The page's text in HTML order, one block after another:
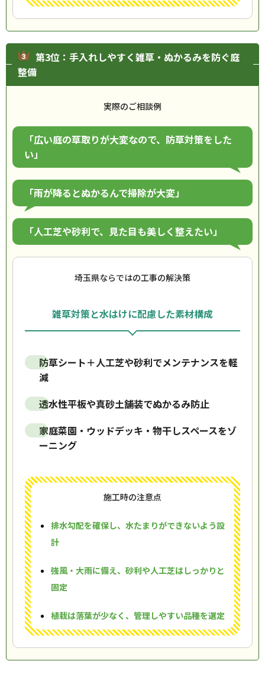
第3位：手入れしやすく雑草・ぬかるみを防ぐ庭
整備
実際のご相談例
「広い庭の草取りが大変なので、防草対策をした
い」
「雨が降るとぬかるんで掃除が大変」
「人工芝や砂利で、見た目も美しく整えたい」
埼玉県ならではの工事の解決策
雑草対策と水はけに配慮した素材構成
防草シート＋人工芝や砂利でメンテナンスを軽
減
透水性平板や真砂土舗装でぬかるみ防止
家庭菜園・ウッドデッキ・物干しスペースをゾ
ーニング
施工時の注意点
排水勾配を確保し、水たまりができないよう設
計
強風・大雨に備え、砂利や人工芝はしっかりと
固定
植栽は落葉が少なく、管理しやすい品種を選定